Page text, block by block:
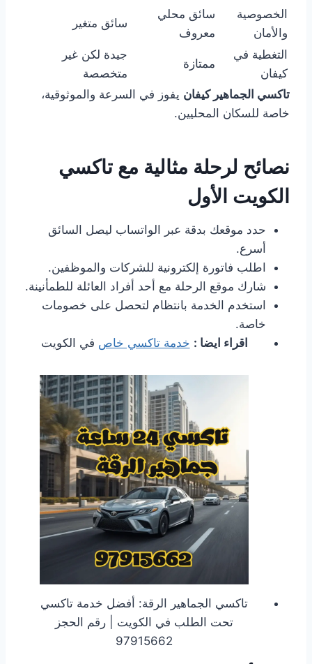
الخصوصية
والأمان
سائق محلي
معروف
سائق متغير
التغطية في
كيفان
ممتازة
جيدة لكن غير
متخصصة
تاكسي الجماهير كيفان يفوز في السرعة والموثوقية،
خاصة للسكان المحليين.
نصائح لرحلة مثالية مع تاكسي
الكويت الأول
حدد موقعك بدقة عبر الواتساب ليصل السائق
أسرع.
اطلب فاتورة إلكترونية للشركات والموظفين.
شارك موقع الرحلة مع أحد أفراد العائلة للطمأنينة.
استخدم الخدمة بانتظام لتحصل على خصومات
خاصة.
اقراء ايضا : خدمة تاكسي خاص في الكويت
تاكسي الجماهير الرقة: أفضل خدمة تاكسي
تحت الطلب في الكويت | رقم الحجز
97915662